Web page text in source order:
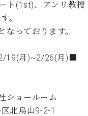
ト(1st)、アンリ教授
。
なっております。
19(月)~2/26(月)■
ショールーム
北烏山9-2-1